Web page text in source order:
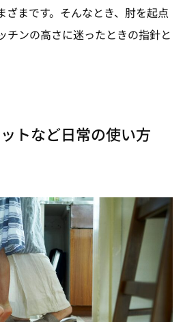
ざまです。そんなとき、肘を起点
チンの高さに迷ったときの指針と
トなど日常の使い方